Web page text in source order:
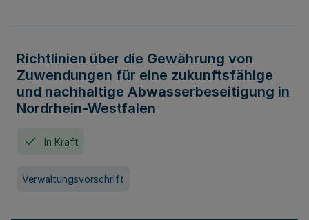
Richtlinien über die Gewährung von
Zuwendungen für eine zukunftsfähige
und nachhaltige Abwasserbeseitigung in
Nordrhein-Westfalen
In Kraft
Verwaltungsvorschrift